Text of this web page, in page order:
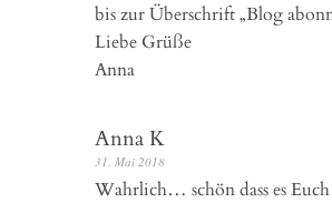
bis zur Überschrift „Blog
Liebe Grüße
Anna
Anna K
31. Mai 2018
Wahrlich… schön dass es